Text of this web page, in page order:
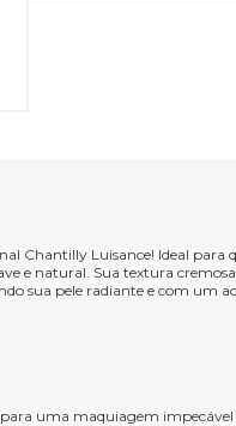
Chantilly Luisance! Ideal
natural. Sua textura
sua pele radiante e com um
uma maquiagem